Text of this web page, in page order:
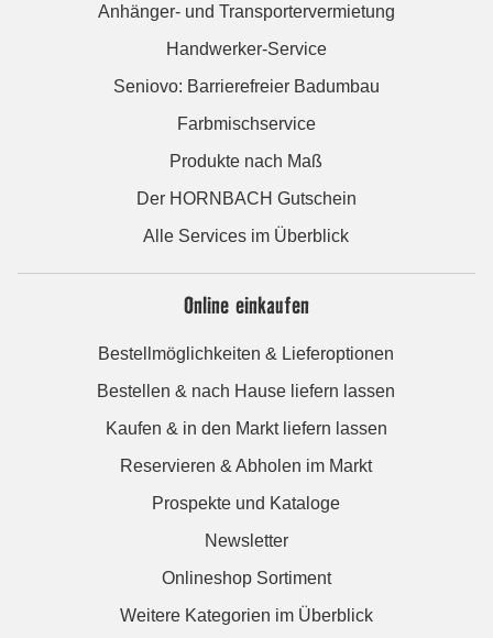
Anhänger- und Transportervermietung
Handwerker-Service
Seniovo: Barrierefreier Badumbau
Farbmischservice
Produkte nach Maß
Der HORNBACH Gutschein
Alle Services im Überblick
Online einkaufen
Bestellmöglichkeiten & Lieferoptionen
Bestellen & nach Hause liefern lassen
Kaufen & in den Markt liefern lassen
Reservieren & Abholen im Markt
Prospekte und Kataloge
Newsletter
Onlineshop Sortiment
Weitere Kategorien im Überblick